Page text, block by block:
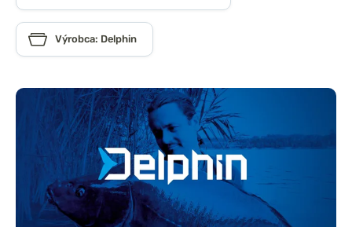
Výrobca: Delphin